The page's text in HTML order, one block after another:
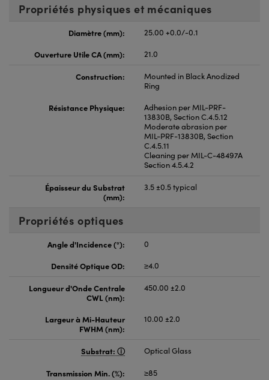
Propriétés physiques et mécaniques
Diamètre (mm):
25.00 +0.0/-0.1
Ouverture Utile CA (mm):
21.0
Construction:
Mounted in Black Anodized
Ring
Résistance Physique:
Adhesion per MIL-PRF-
13830B, Section C.4.5.12
Moderate abrasion per
MIL-PRF-13830B, Section
C.4.5.11
Cleaning per MIL-C-48497A
Section 4.5.4.2
Épaisseur du Substrat
(mm):
3.5 ±0.5 typical
Propriétés optiques
Angle d'Incidence (°):
0
Densité Optique OD:
≥4.0
Longueur d'Onde Centrale
CWL (nm):
450.00 ±2.0
Largeur à Mi-Hauteur
FWHM (nm):
10.00 ±2.0
Substrat: Optical Glass
Transmission Min. (%): ≥85